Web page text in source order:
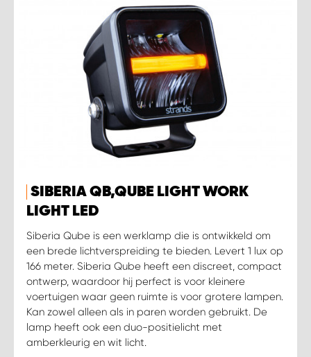
SIBERIA QB,QUBE LIGHT WORK
LIGHT LED
Siberia Qube is een werklamp die is ontwikkeld om
een brede lichtverspreiding te bieden. Levert 1 lux op
166 meter. Siberia Qube heeft een discreet, compact
ontwerp, waardoor hij perfect is voor kleinere
voertuigen waar geen ruimte is voor grotere lampen.
Kan zowel alleen als in paren worden gebruikt. De
lamp heeft ook een duo-positielicht met
amberkleurig en wit licht.